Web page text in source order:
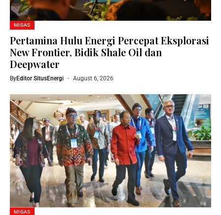
MIGAS
Pertamina Hulu Energi Percepat Eksplorasi
New Frontier, Bidik Shale Oil dan
Deepwater
ByEditor SitusEnergi August 6, 2026
MIGAS